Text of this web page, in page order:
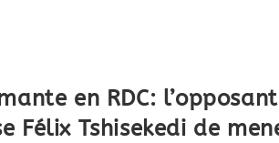
en RDC:
Félix Tshisekedi de